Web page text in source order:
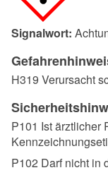
Signalwort:
H319 Verursacht
P101 Ist ärztlicher
P102 Darf nicht in